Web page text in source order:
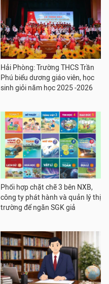
Hải Phòng: Trường THCS Trần
Phú biểu dương giáo viên, học
sinh giỏi năm học 2025 -2026
Phối hợp chặt chẽ 3 bên NXB,
công ty phát hành và quản lý thị
trường để ngăn SGK giả